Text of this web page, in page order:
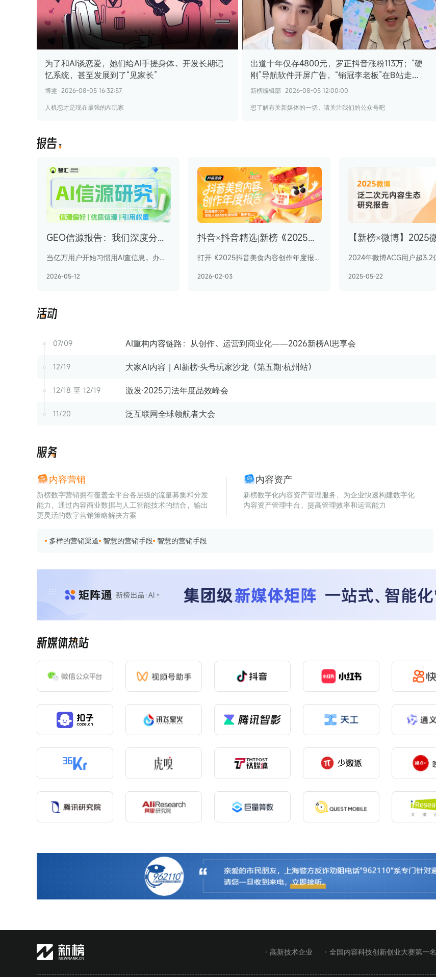
为了和AI谈恋爱，她们给AI手搓身体、开发长期记
忆系统，甚至发展到了“见家长”
博雯 2026-08-05 16:32:57
人机恋才是现在最强的AI玩家
出道十年仅存4800元，罗正抖音涨粉113万；“硬
刚”导航软件开屏广告，“销冠李老板”在B站走
红 | 涨粉周榜
新榜编辑部 2026-08-05 12:00:00
想了解有关新媒体的一切，请关注我们的公众号吧
GEO信源报告：我们深度分析了超 1600 万条 AI 引用数据，解密GEO站点偏好
当亿万用户开始习惯用AI查信息、办事情、做决策，品牌AI营销的核心起点，便是让自身信息被AI精准“看见”并“采信”——在哪个网站铺设内容才会被引用？主流AI的采信的文章有何不同？有没有通吃所有AI的宝藏网站
2026-05-12
抖音×抖音精选|新榜《2025抖音美食内容创作年度报告》
打开《2025抖音美食内容创作年度报告》，你会发现，这届年轻人活得可精了，他们用智商和情商应付外部的世界，把吃商留给自己，打点内在的生活。
2026-02-03 2025-05-22
07/09 AI重构内容链路：从创作、运营到商业化——2026新榜AI思享会
12/19 大家AI内容｜AI新榜·头号玩家沙龙（第五期·杭州站）
12/18 至 12/19 激发·2025刀法年度品效峰会
11/20 泛互联网全球领航者大会
务 内容营销
新榜数字营销拥有覆盖全平台各层级的流量募集和分发
能力，通过内容商业数据与人工智能技术的结合，输出
更灵活的数字营销策略解决方案
内容资产
新榜数字化内容资产管理服务，为企业快速构建数字化
内容资产管理中台，提高管理效率和运营能力
多样的营销渠道 智慧的营销手段 智慧的营销手段
· 高新技术企业 · 全国内容科技创新创业大赛第一名